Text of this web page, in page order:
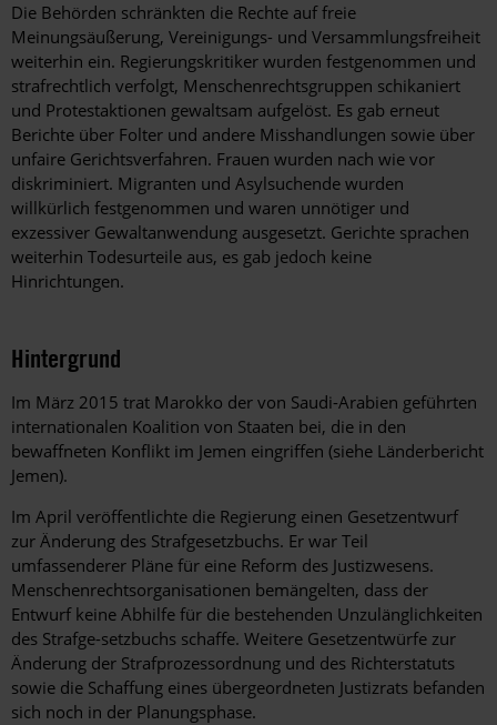
Die Behörden schränkten die Rechte auf freie
Meinungsäußerung, Vereinigungs- und Versammlungsfreiheit
weiterhin ein. Regierungskritiker wurden festgenommen und
strafrechtlich verfolgt, Menschenrechtsgruppen schikaniert
und Protestaktionen gewaltsam aufgelöst. Es gab erneut
Berichte über Folter und andere Misshandlungen sowie über
unfaire Gerichtsverfahren. Frauen wurden nach wie vor
diskriminiert. Migranten und Asylsuchende wurden
willkürlich festgenommen und waren unnötiger und
exzessiver Gewaltanwendung ausgesetzt. Gerichte sprachen
weiterhin Todesurteile aus, es gab jedoch keine
Hinrichtungen.
Hintergrund
Im März 2015 trat Marokko der von Saudi-Arabien geführten
internationalen Koalition von Staaten bei, die in den
bewaffneten Konflikt im Jemen eingriffen (siehe Länderbericht
Jemen).
Im April veröffentlichte die Regierung einen Gesetzentwurf
zur Änderung des Strafgesetzbuchs. Er war Teil
umfassenderer Pläne für eine Reform des Justizwesens.
Menschenrechtsorganisationen bemängelten, dass der
Entwurf keine Abhilfe für die bestehenden Unzulänglichkeiten
des Strafge-setzbuchs schaffe. Weitere Gesetzentwürfe zur
Änderung der Strafprozessordnung und des Richterstatuts
sowie die Schaffung eines übergeordneten Justizrats befanden
sich noch in der Planungsphase.